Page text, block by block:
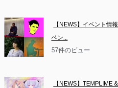
【NEWS】イベント情
ベン...
57件のビュー
【NEWS】TEMPLIME